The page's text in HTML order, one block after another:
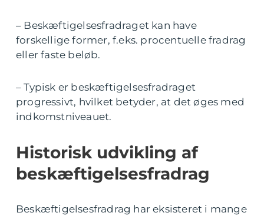
– Beskæftigelsesfradraget kan have
forskellige former, f.eks. procentuelle fradrag
eller faste beløb.
– Typisk er beskæftigelsesfradraget
progressivt, hvilket betyder, at det øges med
indkomstniveauet.
Historisk udvikling af
beskæftigelsesfradrag
Beskæftigelsesfradrag har eksisteret i mange